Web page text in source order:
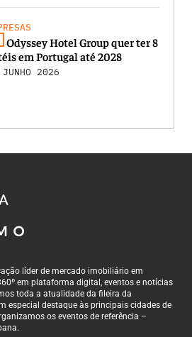
Odyssey Hotel Group quer ter 8
em Portugal até 2028
2026
líder de mercado imobiliário em
em plataforma digital, eventos e notícias
toda a atualidade da fileira da
especial destaque às principais cidades de
os eventos de referência –